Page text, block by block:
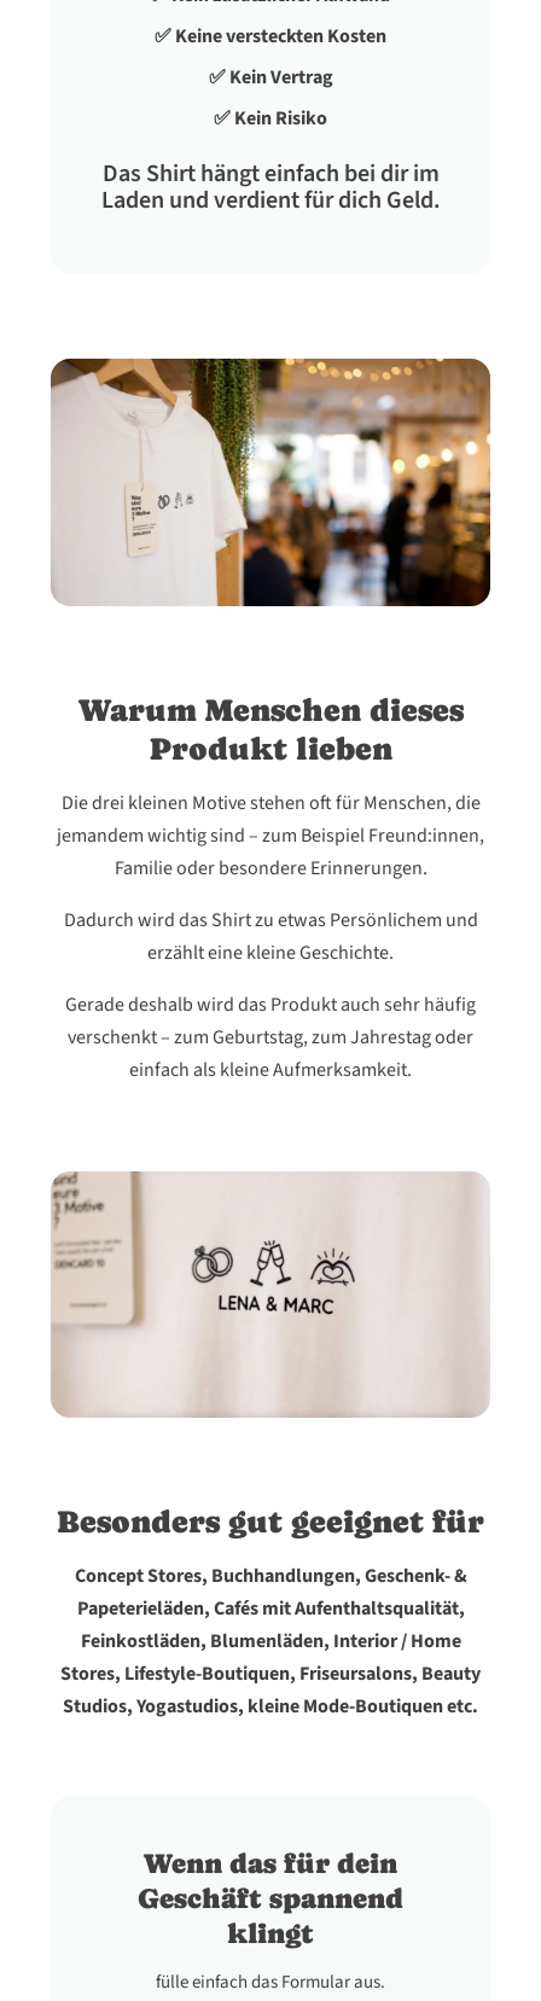
✅ Keine versteckten Kosten
✅ Kein Vertrag
✅ Kein Risiko
Das Shirt hängt einfach bei dir im
Laden und verdient für dich Geld.
Warum Menschen dieses
Produkt lieben
Die drei kleinen Motive stehen oft für Menschen, die
jemandem wichtig sind – zum Beispiel Freund:innen,
Familie oder besondere Erinnerungen.
Dadurch wird das Shirt zu etwas Persönlichem und
erzählt eine kleine Geschichte.
Gerade deshalb wird das Produkt auch sehr häufig
verschenkt – zum Geburtstag, zum Jahrestag oder
einfach als kleine Aufmerksamkeit.
Besonders gut geeignet für
Concept Stores, Buchhandlungen, Geschenk- &
Papeterieläden, Cafés mit Aufenthaltsqualität,
Feinkostläden, Blumenläden, Interior / Home
Stores, Lifestyle-Boutiquen, Friseursalons, Beauty
Studios, Yogastudios, kleine Mode-Boutiquen etc.
Wenn das für dein
Geschäft spannend
klingt
fülle einfach das Formular aus.